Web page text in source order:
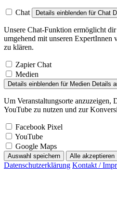
Chat Details einblenden für Chat
Unsere Chat-Funktion ermöglicht
umgehend mit unseren ExpertInnen
zu klären.
Zapier Chat
Medien
Details einblenden für Medien Details
Um Veranstaltungsorte anzuzeigen,
YouTube zu nutzen und zur
Facebook Pixel
YouTube
Google Maps
Auswahl speichern Alle akzeptieren
Datenschutzerklärung Kontakt /